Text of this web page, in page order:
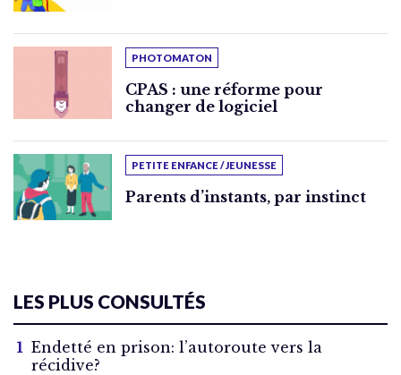
PHOTOMATON
CPAS : une réforme pour
changer de logiciel
PETITE ENFANCE / JEUNESSE
Parents d’instants, par instinct
LES PLUS CONSULTÉS
Endetté en prison: l’autoroute vers la
récidive?